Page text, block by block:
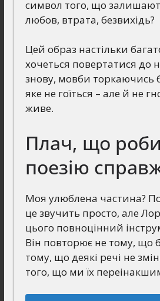
символ того, що
любов, втрата, безвихідь?
Цей образ настільки
хочеться повертатися до
знову, мовби торкаючись
яке не гоїться – але й не
живе.
Плач, що
поезію
Моя улюблена частина?
це звучить просто, але
цього повноцінний
Він повторює не тому, що
тому, що деякі речі не
того, що ми їх